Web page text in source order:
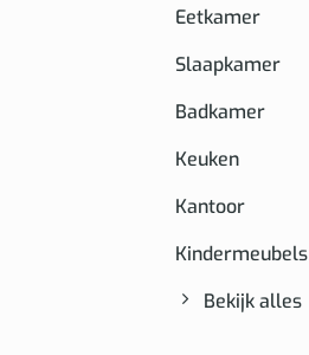
Eetkamer
Slaapkamer
Badkamer
Keuken
Kantoor
Kindermeubels
Bekijk alles